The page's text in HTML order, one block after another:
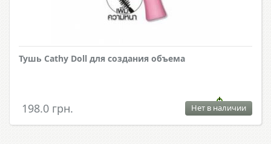
Тушь Cathy Doll для создания объема
198.0 грн. Нет в наличии